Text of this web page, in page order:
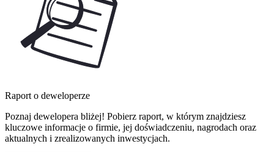
Raport o deweloperze
Poznaj dewelopera bliżej! Pobierz raport, w którym znajdziesz
kluczowe informacje o firmie, jej doświadczeniu, nagrodach oraz
aktualnych i zrealizowanych inwestycjach.